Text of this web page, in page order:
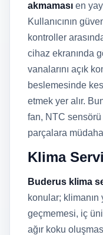
akmaması en
Kullanıcının
kontroller
cihaz ekranında
vanalarını açık
beslemesinde
etmek yer alır.
fan, NTC
parçalara
Klima
Buderus klima
konular; klimanın
geçmemesi, iç
ağır koku